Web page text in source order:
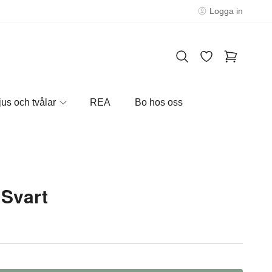
Logga in
och tvålar REA Bo hos oss